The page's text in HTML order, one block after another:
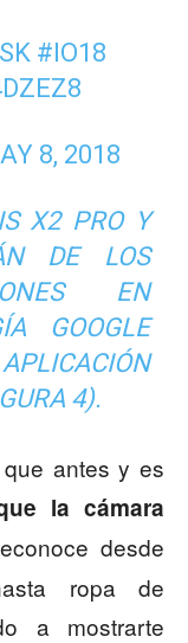
#IO18
8, 2018
X2 PRO Y
DE LOS
EN
GOOGLE
4).
antes y es
la cámara
desde
ropa de
a mostrarte